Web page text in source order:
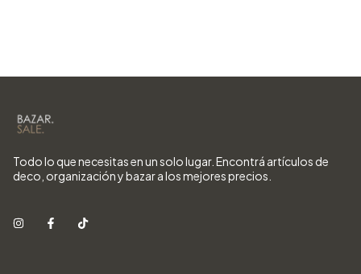
Todo lo que necesitas en un solo lugar. Encontrá artículos de
deco, organización y bazar a los mejores precios.